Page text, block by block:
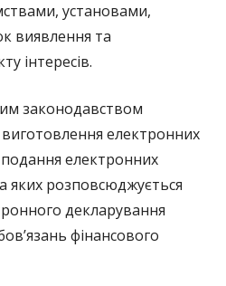
установами,
виявлення та
інтересів.
законодавством
електронних
електронних
яких розповсюджується
декларування
фінансового